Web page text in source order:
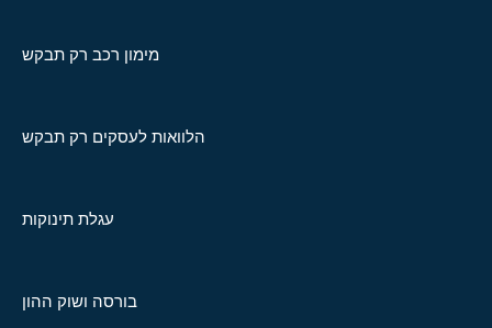
מימון רכב רק תבקש
הלוואות לעסקים רק תבקש
עגלת תינוקות
בורסה ושוק ההון